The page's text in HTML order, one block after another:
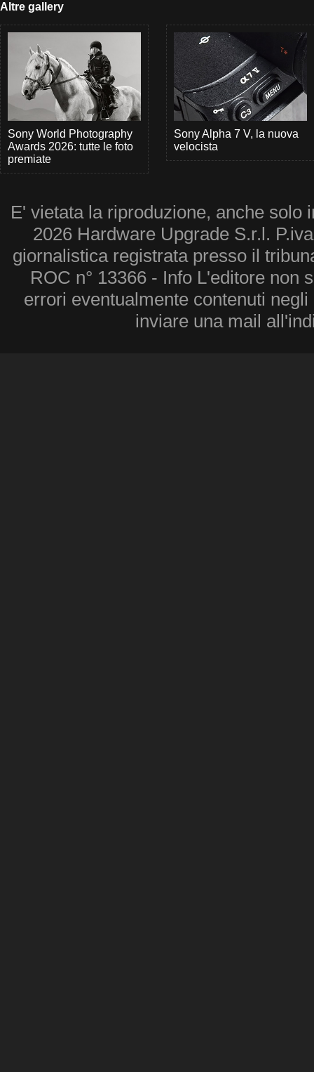
Altre gallery
Sony World Photography
Awards 2026: tutte le foto
premiate
Sony Alpha 7 V, la nuova
velocista
E' vietata la riproduzione, anche solo
2026 Hardware Upgrade S.r.l.
giornalistica registrata presso il
ROC n° 13366 - Info L'editore non
errori eventualmente contenuti
inviare una mail